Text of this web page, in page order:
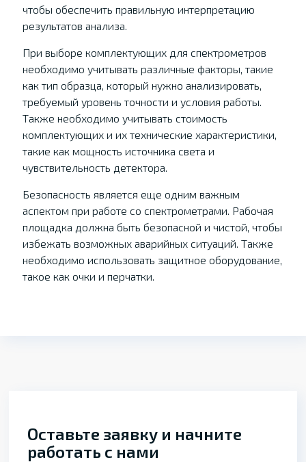
чтобы обеспечить правильную интерпретацию
результатов анализа.
При выборе комплектующих для спектрометров
необходимо учитывать различные факторы, такие
как тип образца, который нужно анализировать,
требуемый уровень точности и условия работы.
Также необходимо учитывать стоимость
комплектующих и их технические характеристики,
такие как мощность источника света и
чувствительность детектора.
Безопасность является еще одним важным
аспектом при работе со спектрометрами. Рабочая
площадка должна быть безопасной и чистой, чтобы
избежать возможных аварийных ситуаций. Также
необходимо использовать защитное оборудование,
такое как очки и перчатки.
Оставьте заявку и начните
работать с нами